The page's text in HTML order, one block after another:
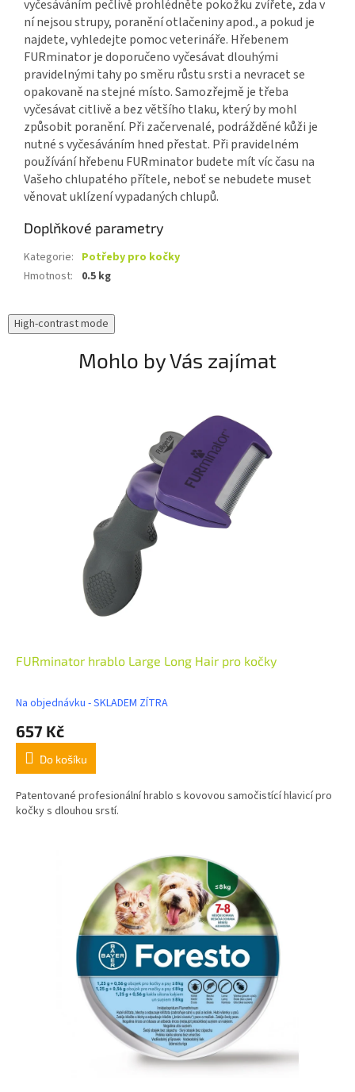
vyčesáváním pečlivě prohlédněte pokožku zvířete, zda v
ní nejsou strupy, poranění otlačeniny apod., a pokud je
najdete, vyhledejte pomoc veterináře. Hřebenem
FURminator je doporučeno vyčesávat dlouhými
pravidelnými tahy po směru růstu srsti a nevracet se
opakovaně na stejné místo. Samozřejmě je třeba
vyčesávat citlivě a bez většího tlaku, který by mohl
způsobit poranění. Při začervenalé, podrážděné kůži je
nutné s vyčesáváním hned přestat. Při pravidelném
používání hřebenu FURminator budete mít víc času na
Vašeho chlupatého přítele, neboť se nebudete muset
věnovat uklízení vypadaných chlupů.
Doplňkové parametry
Kategorie: Potřeby pro kočky
Hmotnost: 0.5 kg
High-contrast mode
Mohlo by Vás zajímat
FURminator hrablo Large Long Hair pro kočky
Na objednávku - SKLADEM ZÍTRA
657 Kč
Do košíku
Patentované profesionální hrablo s kovovou samočistící hlavicí pro
kočky s dlouhou srstí.